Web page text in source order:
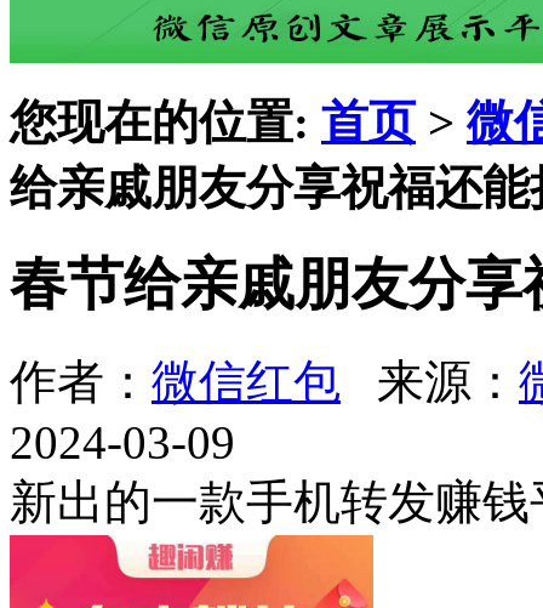
您现在的位置: 首页 >微
给亲戚朋友分享祝福还
春节给亲戚朋友分
作者： 微信红包 来源：
2024-03-09
新出的一款手机转发赚钱